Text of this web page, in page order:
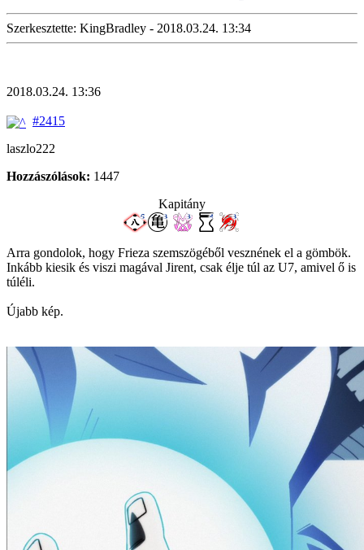
Szerkesztette: KingBradley - 2018.03.24. 13:34
2018.03.24. 13:36
#2415
laszlo222
Hozzászólások: 1447
Kapitány
Arra gondolok, hogy Frieza szemszögéből vesznének el a gömbök.
Inkább kiesik és viszi magával Jirent, csak élje túl az U7, amivel ő is
túléli.
Újabb kép.